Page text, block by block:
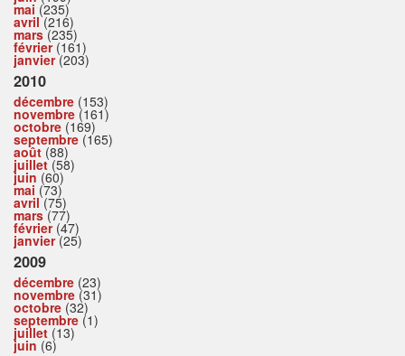
mai (235)
avril(216)
mars(235)
février(161)
janvier(203)
2010
décembre (153)
novembre (161)
octobre (169)
septembre (165)
août (88)
juillet(58)
juin (60)
mai (73)
avril(75)
mars(77)
février(47)
janvier(25)
2009
décembre (23)
novembre (31)
octobre (32)
septembre (1)
juillet (13)
juin (6)